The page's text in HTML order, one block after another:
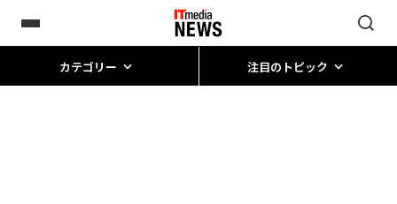
カテゴリー 注目のトピック